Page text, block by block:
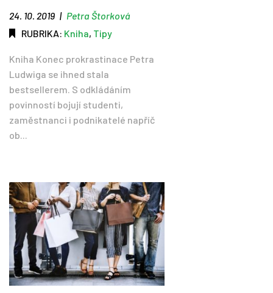
24. 10. 2019 | Petra Štorková
RUBRIKA: Kniha, Tipy
Kniha Konec prokrastinace Petra
Ludwiga se ihned stala
bestsellerem. S odkládáním
povinností bojují studenti,
zaměstnanci i podnikatelé napříč
ob...